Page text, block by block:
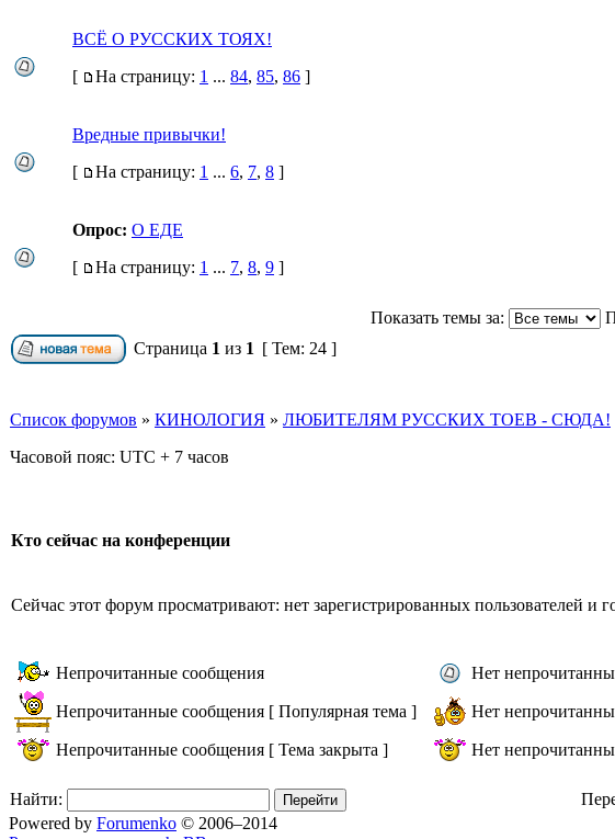
ВСЁ О РУССКИХ ТОЯХ!
[
На страницу: 1 ... 84, 85, 86 ]
Вредные привычки!
[
На страницу: 1 ... 6, 7, 8 ]
Опрос: О ЕДЕ
[
На страницу: 1 ... 7, 8, 9 ]
Показать темы за:
Страница 1 из 1 [ Тем: 24 ]
Список форумов » КИНОЛОГИЯ » ЛЮБИТЕЛЯМ РУССКИХ ТОЕВ - СЮДА!
Часовой пояс: UTC + 7 часов
Кто сейчас на конференции
Сейчас этот форум просматривают: нет зарегистрированных пользователей и
Непрочитанные сообщения Нет
Непрочитанные сообщения [ Популярная тема ] Нет
Непрочитанные сообщения [ Тема закрыта ] Нет
Найти:
Powered by Forumenko © 2006–2014